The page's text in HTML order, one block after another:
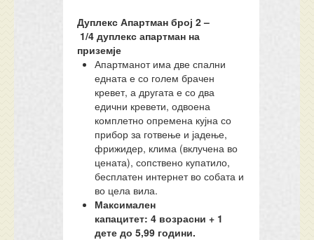
Дуплекс Апартман број 2 –
1/4дуплекс апартман на
приземје
Апартманот има две спални
едната е со голем брачен
кревет, а другата е со два
едични кревети, одвоена
комплетно опремена кујна со
прибор за готвење и јадење,
фрижидер, клима (вклучена во
цената), сопствено купатило,
бесплатен интернет во собата и
во цела вила.
Максимален
капацитет:4 возрасни + 1
дете до 5,99 години.